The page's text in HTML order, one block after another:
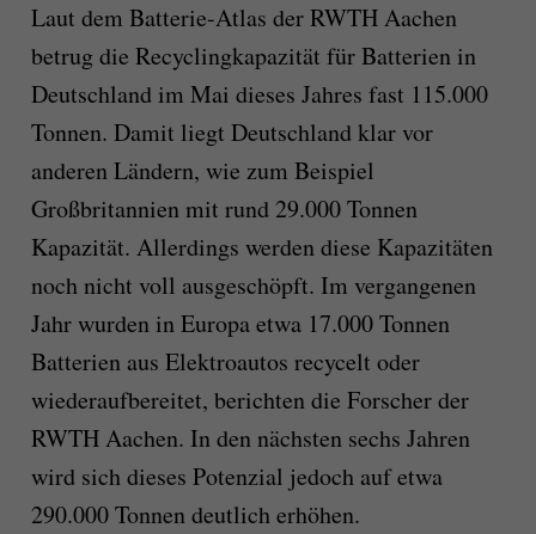
Laut dem Batterie-Atlas der RWTH Aachen
betrug die Recyclingkapazität für Batterien in
Deutschland im Mai dieses Jahres fast 115.000
Tonnen. Damit liegt Deutschland klar vor
anderen Ländern, wie zum Beispiel
Großbritannien mit rund 29.000 Tonnen
Kapazität. Allerdings werden diese Kapazitäten
noch nicht voll ausgeschöpft. Im vergangenen
Jahr wurden in Europa etwa 17.000 Tonnen
Batterien aus Elektroautos recycelt oder
wiederaufbereitet, berichten die Forscher der
RWTH Aachen. In den nächsten sechs Jahren
wird sich dieses Potenzial jedoch auf etwa
290.000 Tonnen deutlich erhöhen.